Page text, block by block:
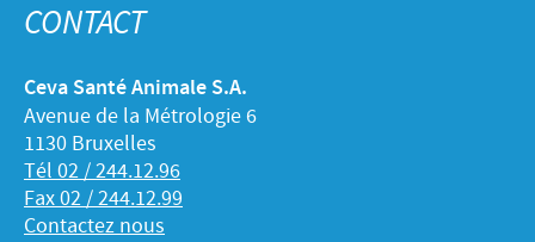
CONTACT
Ceva Santé Animale S.A.
Avenue de la Métrologie 6
1130 Bruxelles
Tél 02 / 244.12.96
Fax 02 / 244.12.99
Contactez nous